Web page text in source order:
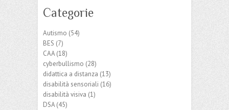
Categorie
Autismo (54)
BES (7)
CAA(18)
cyberbullismo (28)
didattica a distanza (13)
disabilità sensoriali (16)
disabilità visiva (1)
DSA(45)